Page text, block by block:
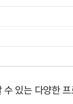
있는 다양한